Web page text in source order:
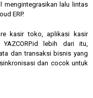
mengintegrasikan lalu lintas
ERP.
kasir toko, aplikasi kasir
lebih dari itu,
dan transaksi bisnis yang
dan cocok untuk